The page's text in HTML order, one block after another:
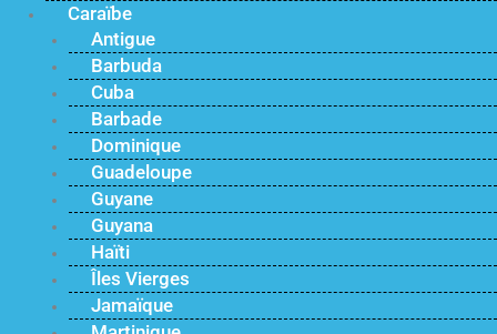
Caraïbe
Antigue
Barbuda
Cuba
Barbade
Dominique
Guadeloupe
Guyane
Guyana
Haïti
Îles Vierges
Jamaïque